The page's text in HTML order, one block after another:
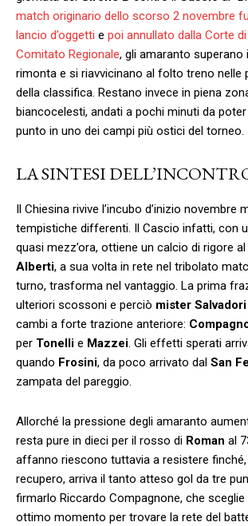
match originario dello scorso 2 novembre
lancio d’oggetti e poi annullato dalla Corte
Comitato Regionale, gli amaranto superano
rimonta e si riavvicinano al folto treno nelle
della classifica. Restano invece in piena
biancocelesti, andati a pochi minuti da
punto in uno dei campi più ostici del torneo.
LA SINTESI
Il Chiesina rivive l’incubo d’inizio novembre
tempistiche differenti. Il Cascio infatti, con
quasi mezz’ora, ottiene un calcio di rigore al
Alberti, a sua volta in rete nel tribolato
turno, trasforma nel vantaggio. La prima
ulteriori scossoni e perciò mister Salvadori
cambi a forte trazione anteriore:
per Tonelli e Mazzei. Gli effetti sperati
quando Frosini, da poco arrivato dal San
zampata del pareggio.
Allorché la pressione degli amaranto
resta pure in dieci per il rosso di Roman al
affanno riescono tuttavia a resistere finché,
recupero, arriva il tanto atteso gol da tre
firmarlo Riccardo Compagnone, che sceglie
ottimo momento per trovare la rete del